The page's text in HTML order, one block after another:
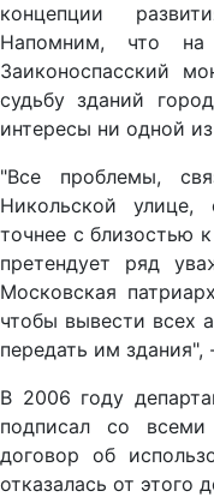
концепции
Напомним, что на
Заиконоспасский
судьбу зданий
интересы ни одной
"Все проблемы,
Никольской
точнее с близостью
претендует ряд
Московская
чтобы вывести всех
передать им здания",
В 2006 году
подписал со всеми
договор об
отказалась от этого